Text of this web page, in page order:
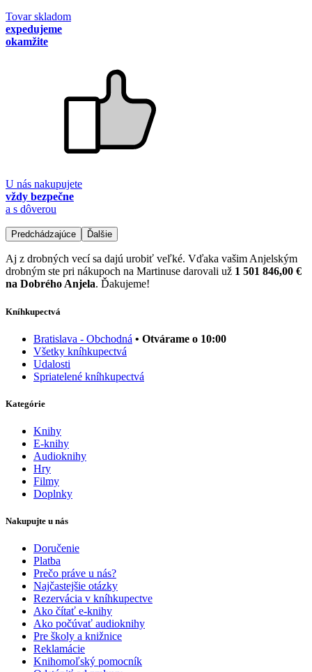
Tovar skladom
expedujeme
okamžite
U nás nakupujete
vždy bezpečne
a s dôverou
Predchádzajúce Ďalšie
Aj z drobných vecí sa dajú urobiť veľké. Vďaka vašim Anjelským
drobným ste pri nákupoch na Martinuse darovali už 1 501 846,00 €
na Dobrého Anjela. Ďakujeme!
Kníhkupectvá
Bratislava - Obchodná • Otvárame o 10:00
Všetky kníhkupectvá
Udalosti
Spriatelené kníhkupectvá
Kategórie
Knihy
E-knihy
Audioknihy
Hry
Filmy
Doplnky
Nakupujte u nás
Doručenie
Platba
Prečo práve u nás?
Najčastejšie otázky
Rezervácia v kníhkupectve
Ako čítať e-knihy
Ako počúvať audioknihy
Pre školy a knižnice
Reklamácie
Knihomoľský pomocník